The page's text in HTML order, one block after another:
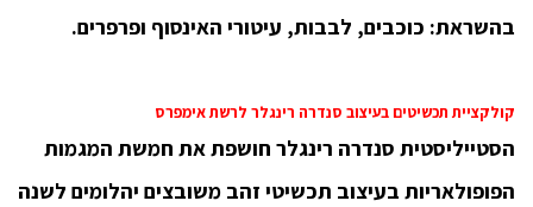
בהשראת: כוכבים, לבבות, עיטורי האינסוף ופרפרים.
קולקציית תכשיטים בעיצוב סנדרה רינגלר לרשת אימפרס
הסטייליסטית סנדרה רינגלר חושפת את חמשת המגמות
הפופולאריות בעיצוב תכשיטי זהב משובצים יהלומים לשנה